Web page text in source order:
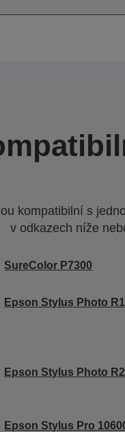
kompatibilní s
v odkazech níže
SureColor P7300
Epson Stylus Photo
Epson Stylus Photo
Epson Stylus Pro